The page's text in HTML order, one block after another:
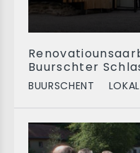
Buurschter
BUURSCHENT